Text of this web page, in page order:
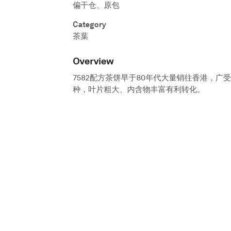
偏干仓、原包
Category
茶葉
Overview
7582配方茶饼早于80年代大量销往香港，广
种，叶片粗大、内含物丰富有利转化。